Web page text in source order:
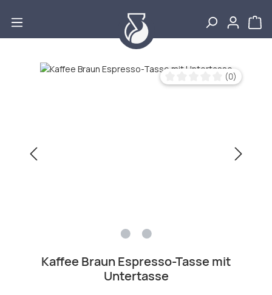
Durchschnittliche
(0)
Bildergalerie überspringen
Kaffee Braun Espresso-Tasse mit
Untertasse